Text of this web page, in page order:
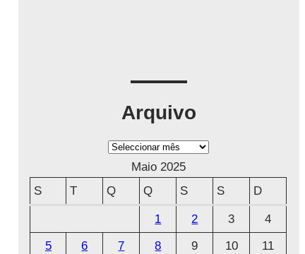
Arquivo
A
q
Maio 2025
S
T Q Q S S D
1 2 3
4
5
6 7 8 9 10
11